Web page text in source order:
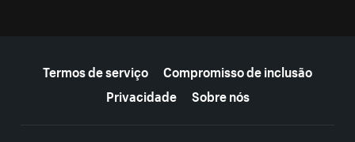
Termos de serviço
Compromisso de inclusão
Privacidade
Sobre nós